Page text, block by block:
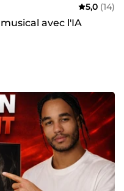
5,0 (14)
avec l'IA